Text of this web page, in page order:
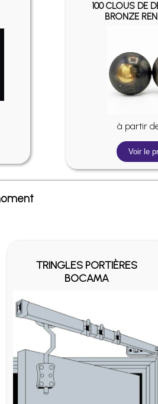
100 CLOUS DE
BRONZE
à partir
Voir le
TRINGLES PORTIÈRES
BOCAMA